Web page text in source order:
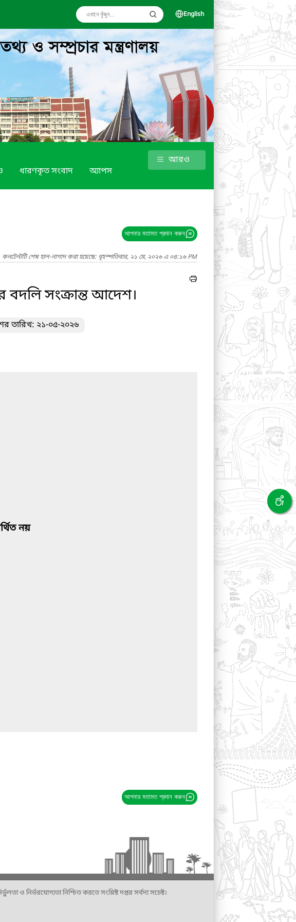
English
ধারণকৃত সংবাদ অ্যাপস
আরও
আপনার মতামত প্রদান করুন
কনটেন্টটি শেষ হাল-নাগাদ করা হয়েছে: বৃহস্পতিবার, ২১ মে, ২০২৬ এ ০৪:১৬ PM
বদলি সংক্রান্ত আদেশ।
তারিখ: ২১-০৫-২০২৬
নয়
আপনার মতামত প্রদান করুন
ও নির্ভরযোগ্যতা নিশ্চিত করতে সংশ্লিষ্ট দপ্তর সর্বদা সচেষ্ট।